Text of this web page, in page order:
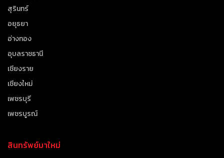
สุรินทร์
อยุธยา
อ่างทอง
อุบลราชธานี
เชียงราย
เชียงใหม่
เพชรบุรี
เพชรบูรณ์
สินทรัพย์มาใหม่